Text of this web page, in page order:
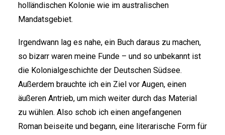
holländischen Kolonie wie im australischen
Mandatsgebiet.
Irgendwann lag es nahe, ein Buch daraus zu machen,
so bizarr waren meine Funde – und so unbekannt ist
die Kolonialgeschichte der Deutschen Südsee.
Außerdem brauchte ich ein Ziel vor Augen, einen
äußeren Antrieb, um mich weiter durch das Material
zu wühlen. Also schob ich einen angefangenen
Roman beiseite und begann, eine literarische Form für